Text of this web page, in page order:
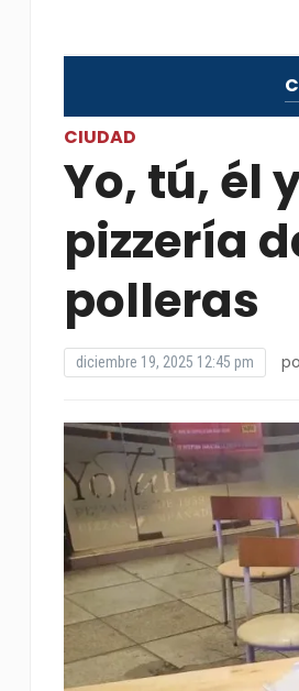
CIUDAD
Yo, tú, él
pizzería
polleras
diciembre 19, 2025 12:45 pm